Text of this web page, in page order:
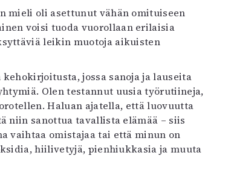
mieli oli asettunut vähän omituiseen
voisi tuoda vuorollaan erilaisia
leikin muotoja aikuisten
jossa sanoja ja lauseita
Olen testannut uusia työrutiineja,
Haluan ajatella, että luovuutta
niin sanottua tavallista elämää – siis
vaihtaa omistajaa tai että minun on
hiilivetyjä, pienhiukkasia ja muuta